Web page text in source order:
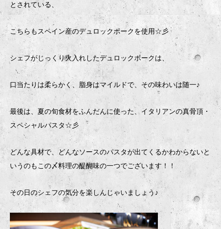
とされている、
こちらもスペイン産のデュロックポークを使用☆彡
シェフがじっくり火入れしたデュロックポークは、
口当たりは柔らかく、脂身はマイルドで、その味わいは随一♪
最後は、夏の旬食材をふんだんに使った、イタリアンの真骨頂・
スペシャルパスタ☆彡
どんな具材で、どんなソースのパスタが出てくるかわからないと
いうのもこの〆料理の醍醐味の一つでございます！！
その日のシェフの気分を楽しんじゃいましょう♪